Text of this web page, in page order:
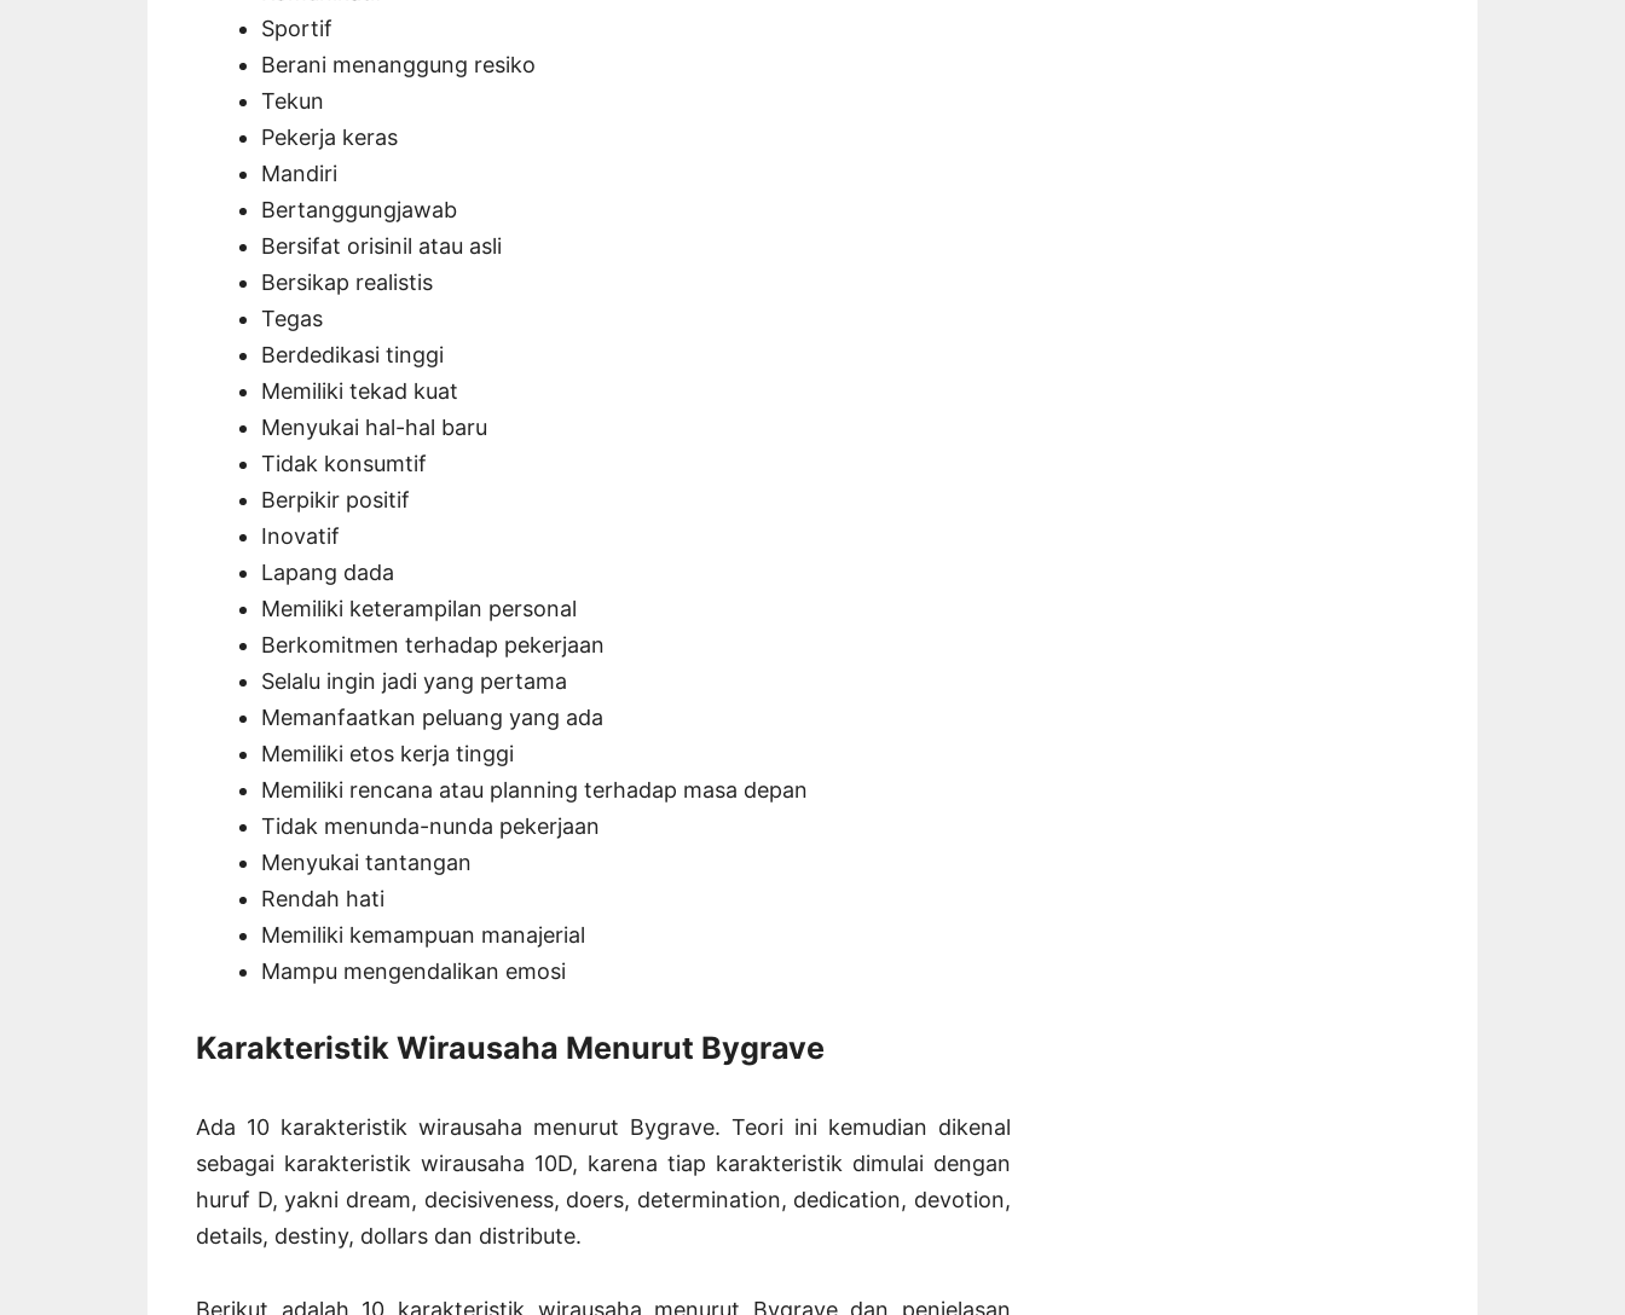
Sportif
Berani menanggung resiko
Tekun
Pekerja keras
Mandiri
Bertanggungjawab
Bersifat orisinil atau asli
Bersikap realistis
Tegas
Berdedikasi tinggi
Memiliki tekad kuat
Menyukai hal-hal baru
Tidak konsumtif
Berpikir positif
Inovatif
Lapang dada
Memiliki keterampilan personal
Berkomitmen terhadap pekerjaan
Selalu ingin jadi yang pertama
Memanfaatkan peluang yang ada
Memiliki etos kerja tinggi
Memiliki rencana atau planning terhadap masa depan
Tidak menunda-nunda pekerjaan
Menyukai tantangan
Rendah hati
Memiliki kemampuan manajerial
Mampu mengendalikan emosi
Karakteristik Wirausaha Menurut Bygrave
Ada 10 karakteristik wirausaha menurut Bygrave. Teori ini kemudian dikenal
sebagai karakteristik wirausaha 10D, karena tiap karakteristik dimulai dengan
huruf D, yakni dream, decisiveness, doers, determination, dedication, devotion,
details, destiny, dollars dan distribute.
Berikut adalah 10 karakteristik wirausaha menurut Bygrave dan penjelasan